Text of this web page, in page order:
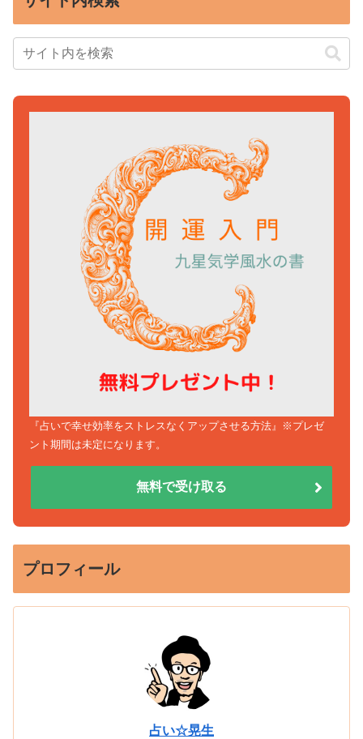
『占いで幸せ効率をストレスなくアップさせる方法』※プレゼ
ント期間は未定になります。
無料で受け取る
プロフィール
占い☆晃生